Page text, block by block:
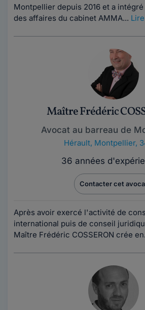
Montpellier depuis 2016 et a
des affaires du cabinet AMMA...
Maître Frédéric
Avocat au barreau de
Hérault, Montpellier,
36 années
Contacter cet
Après avoir exercé l'activité de
international puis de conseil
Maître Frédéric COSSERON crée